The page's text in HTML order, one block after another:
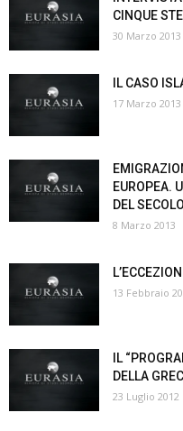
CINQUE
30 Marzo 2013
IL CASO
17 Marzo 2013
EUROPEA.
DEL
8 Marzo 2013
13 Febbraio
IL
DELLA
23 Luglio 2012